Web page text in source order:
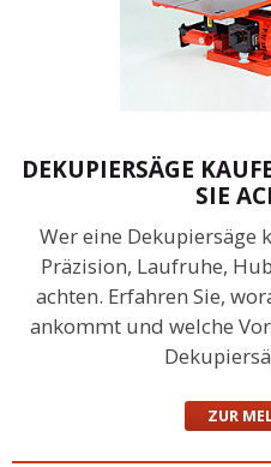
DEKUPIERSÄGE
SIE
Wer eine Dekupiersäge
Präzision, Laufruhe,
achten. Erfahren Sie,
ankommt und welche
ZUR